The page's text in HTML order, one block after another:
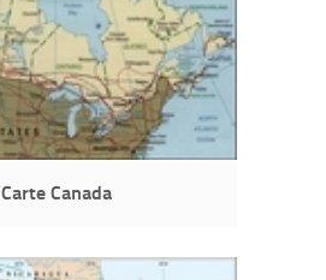
Carte Canada